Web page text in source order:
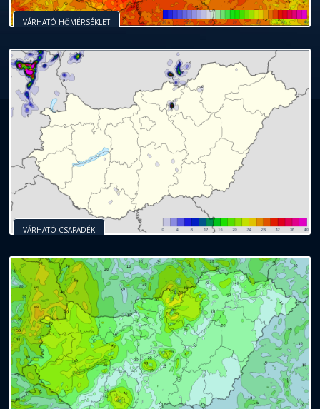
VÁRHATÓ HŐMÉRSÉKLET
VÁRHATÓ CSAPADÉK